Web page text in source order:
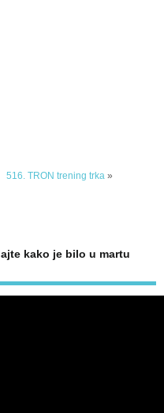
516. TRON trening trka»
kako je bilo u martu